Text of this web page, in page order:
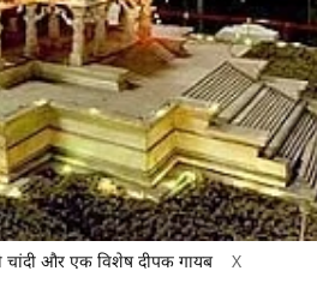
चांदी और एक विशेष दीपक गायब X